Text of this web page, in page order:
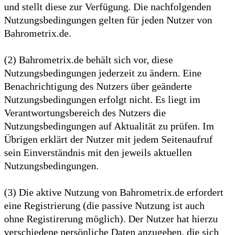
und stellt diese zur Verfügung. Die nachfolgenden
Nutzungsbedingungen gelten für jeden Nutzer von
Bahrometrix.de.
(2) Bahrometrix.de behält sich vor, diese
Nutzungsbedingungen jederzeit zu ändern. Eine
Benachrichtigung des Nutzers über geänderte
Nutzungsbedingungen erfolgt nicht. Es liegt im
Verantwortungsbereich des Nutzers die
Nutzungsbedingungen auf Aktualität zu prüfen. Im
Übrigen erklärt der Nutzer mit jedem Seitenaufruf
sein Einverständnis mit den jeweils aktuellen
Nutzungsbedingungen.
(3) Die aktive Nutzung von Bahrometrix.de erfordert
eine Registrierung (die passive Nutzung ist auch
ohne Registirerung möglich). Der Nutzer hat hierzu
verschiedene persönliche Daten anzugeben, die sich